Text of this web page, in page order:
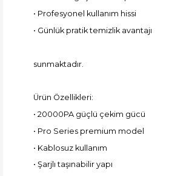
• Profesyonel kullanım hissi
• Günlük pratik temizlik avantajı
sunmaktadır.
Ürün Özellikleri:
• 20000PA güçlü çekim gücü
• Pro Series premium model
• Kablosuz kullanım
• Şarjlı taşınabilir yapı